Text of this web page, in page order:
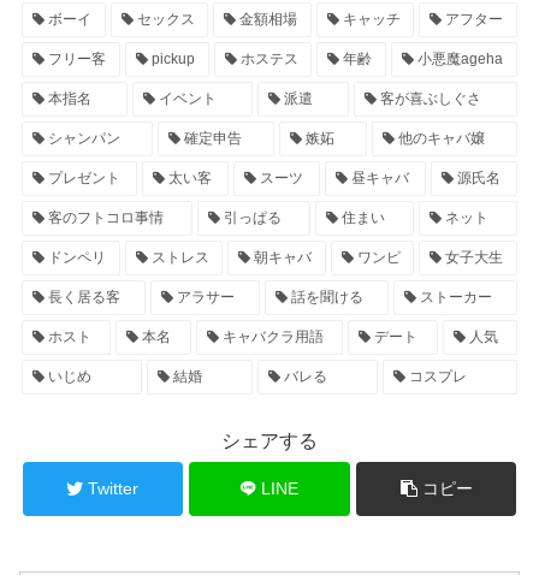
ボーイ セックス 金額相場 キャッチ アフター
フリー客 pickup ホステス 年齢 小悪魔ageha
本指名 イベント 派遣 客が喜ぶしぐさ
シャンパン 確定申告 嫉妬 他のキャバ嬢
プレゼント 太い客 スーツ 昼キャバ 源氏名
客のフトコロ事情 引っぱる 住まい ネット
ドンペリ ストレス 朝キャバ ワンピ 女子大生
長く居る客 アラサー 話を聞ける ストーカー
ホスト 本名 キャバクラ用語 デート 人気
いじめ 結婚 バレる コスプレ
シェアする
Twitter LINE コピー